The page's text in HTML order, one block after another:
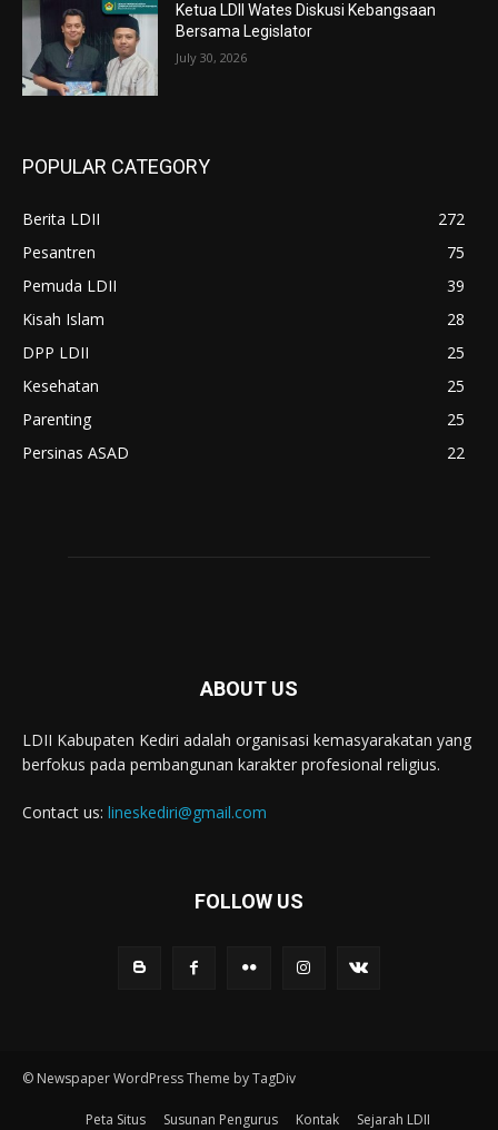
Ketua LDII Wates Diskusi Kebangsaan
Bersama Legislator
July 30, 2026
POPULAR CATEGORY
Berita LDII
272
Pesantren
75
Pemuda LDII
39
Kisah Islam
28
DPP LDII
25
Kesehatan
25
Parenting
25
Persinas ASAD
22
ABOUT US
LDII Kabupaten Kediri adalah organisasi kemasyarakatan yang
berfokus pada pembangunan karakter profesional religius.
Contact us: lineskediri@gmail.com
FOLLOW US
© Newspaper WordPress Theme by TagDiv
Peta Situs Susunan Pengurus Kontak Sejarah LDII